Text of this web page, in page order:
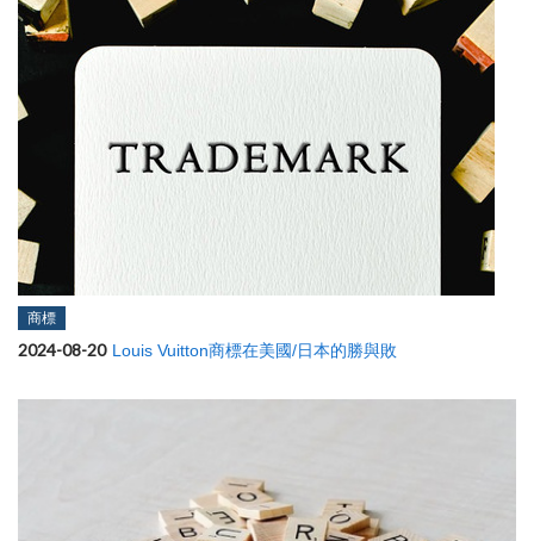
商標
2024-08-20 Louis Vuitton商標在美國/日本的勝與敗